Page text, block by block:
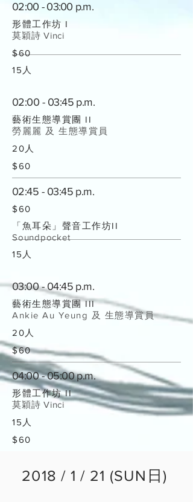
02:00 - 03:00 p.m.
形體工作坊 I
莫穎詩 Vinci
$60
15人
02:00 - 03:45 p.m.
藝術生態導賞團 II
勞麗麗 及 生態導賞員
20人
$60
02:45 - 03:45 p.m.
$60
「魚耳朵」聲音工作坊II
Soundpocket
15人
03:00 - 04:45 p.m.
藝術生態導賞團 III
Ankie Au Yeung 及 生態導賞員
20人
$60
04:00 - 05:00 p.m.
形體工作坊 II
莫穎詩 Vinci
15人
$60
2018 / 1 / 21 (SUN日)